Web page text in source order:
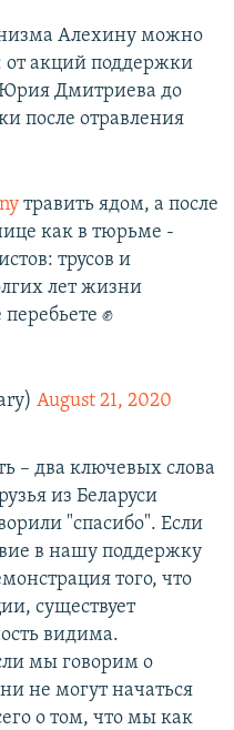
Алехину можно
от акций поддержки
Юрия Дмитриева до
после отравления
травить ядом, а после
как в тюрьме -
трусов и
лет жизни
✊
August 21, 2020
– два ключевых слова
из Беларуси
"спасибо". Если
в нашу поддержку
того, что
существует
видима.
мы говорим о
не могут начаться
о том, что мы как